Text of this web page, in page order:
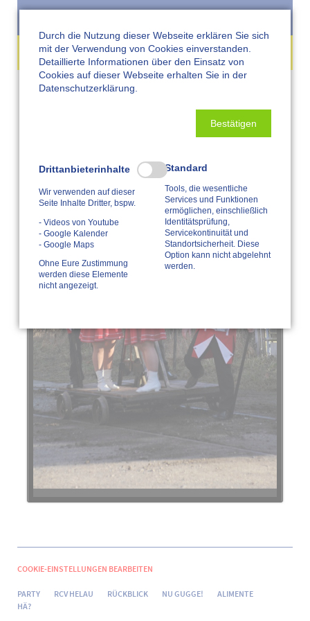
überspringen
COOKIE-EINSTELLUNGEN BEARBEITEN
ÜBERSPRINGEN
PARTY RCV HELAU RÜCKBLICK NU GUGGE!
ALIMENTE
HÄ?
Durch die Nutzung dieser Webseite erklären Sie sich
mit der Verwendung von Cookies einverstanden.
Detaillierte Informationen über den Einsatz von
Cookies auf dieser Webseite erhalten Sie in der
Datenschutzerklärung.
Bestätigen
Drittanbieterinhalte
Wir verwenden auf dieser
Seite Inhalte Dritter, bspw.
- Videos von Youtube
- Google Kalender
- Google Maps
Ohne Eure Zustimmung
werden diese Elemente
nicht angezeigt.
Standard
Tools, die wesentliche
Services und Funktionen
ermöglichen, einschließlich
Identitätsprüfung,
Servicekontinuität und
Standortsicherheit. Diese
Option kann nicht abgelehnt
werden.